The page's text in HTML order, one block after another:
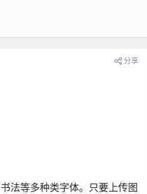
分享
法等多种类字体。只要上传图